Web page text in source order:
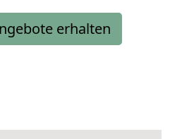
erhalten